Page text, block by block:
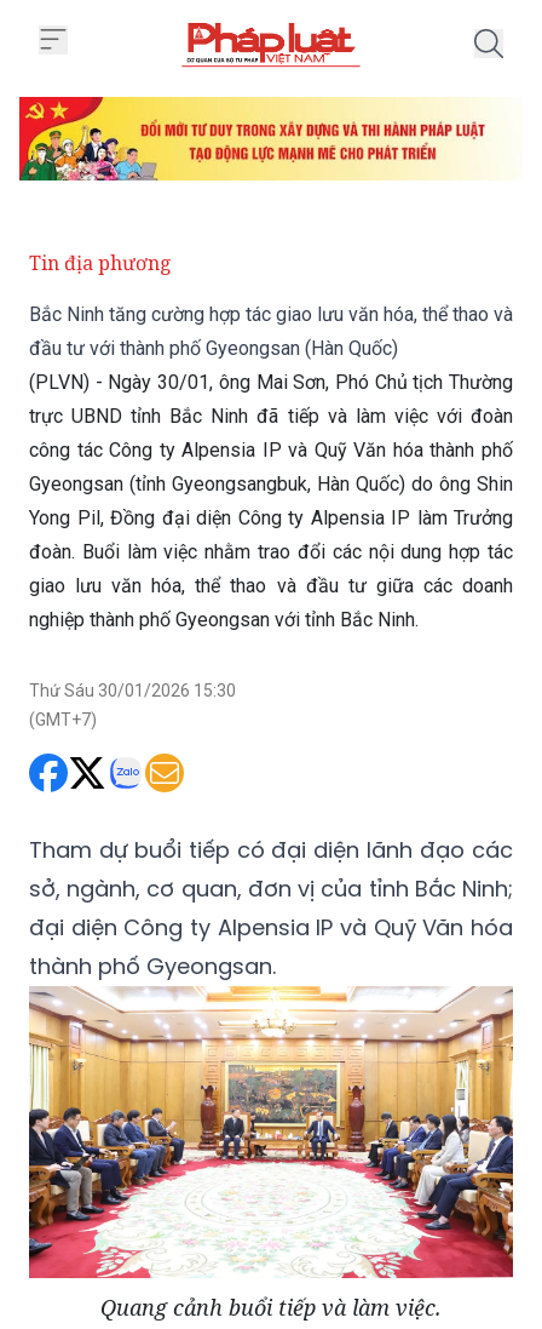
Tin địa phương
Bắc Ninh tăng cường hợp tác giao lưu văn hóa, thể thao và
đầu tư với thành phố Gyeongsan (Hàn Quốc)
(PLVN) - Ngày 30/01, ông Mai Sơn, Phó Chủ tịch Thường
trực UBND tỉnh Bắc Ninh đã tiếp và làm việc với đoàn
công tác Công ty Alpensia IP và Quỹ Văn hóa thành phố
Gyeongsan (tỉnh Gyeongsangbuk, Hàn Quốc) do ông Shin
Yong Pil, Đồng đại diện Công ty Alpensia IP làm Trưởng
đoàn. Buổi làm việc nhằm trao đổi các nội dung hợp tác
giao lưu văn hóa, thể thao và đầu tư giữa các doanh
nghiệp thành phố Gyeongsan với tỉnh Bắc Ninh.
Thứ Sáu 30/01/2026 15:30
(GMT+7)
Tham dự buổi tiếp có đại diện lãnh đạo các
sở, ngành, cơ quan, đơn vị của tỉnh Bắc Ninh;
đại diện Công ty Alpensia IP và Quỹ Văn hóa
thành phố Gyeongsan.
Quang cảnh buổi tiếp và làm việc.